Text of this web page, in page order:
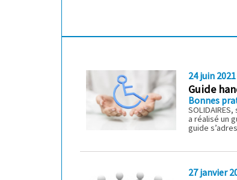
24 juin 2021
Guide
Bonnes
a réalisé un
guide
27 janvier